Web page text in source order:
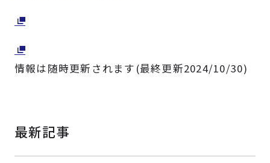
情報は随時更新されます(最終更新2024/10/30)
最新記事